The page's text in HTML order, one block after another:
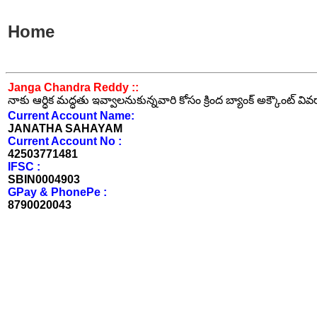
Home
Janga Chandra Reddy ::
నాకు ఆర్ధిక మద్ధతు ఇవ్వాలనుకున్నవారి కోసం క్రింద బ్యాంక్ అక్కౌంట్
Current Account Name:
JANATHA SAHAYAM
Current Account No :
42503771481
IFSC :
SBIN0004903
GPay & PhonePe :
8790020043